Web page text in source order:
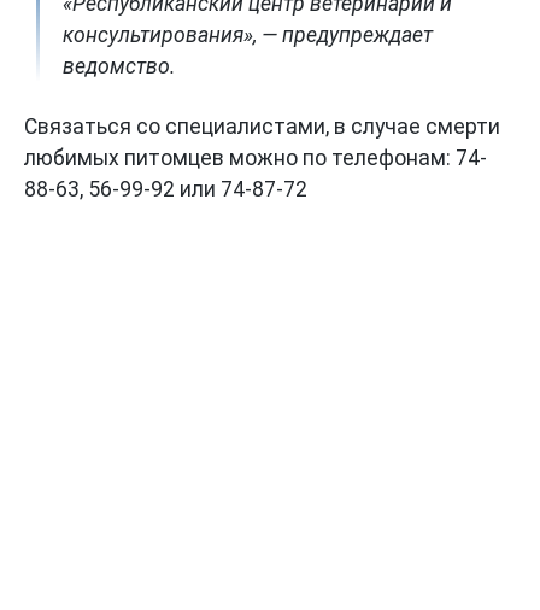
консультирования», — предупреждает
ведомство.
Связаться со специалистами, в случае смерти
любимых питомцев можно по телефонам: 74-
88-63, 56-99-92 или 74-87-72